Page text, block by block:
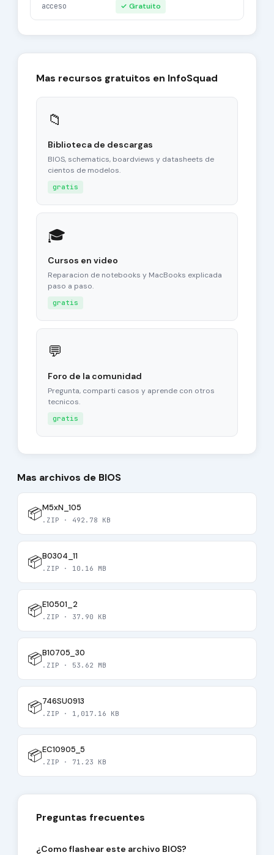
acceso ✓ Gratuito
Mas recursos gratuitos en InfoSquad
📁
Biblioteca de descargas
BIOS, schematics, boardviews y datasheets de
cientos de modelos.
gratis
🎓
Cursos en video
Reparacion de notebooks y MacBooks explicada
paso a paso.
gratis
💬
Foro de la comunidad
Pregunta, comparti casos y aprende con otros
tecnicos.
gratis
Mas archivos de BIOS
📦M5xN_105
.ZIP · 492.78 KB
📦B0304_11
.ZIP · 10.16 MB
📦E10501_2
.ZIP · 37.90 KB
📦B10705_30
.ZIP · 53.62 MB
📦746SU0913
.ZIP · 1,017.16 KB
📦EC10905_5
.ZIP · 71.23 KB
Preguntas frecuentes
¿Como flashear este archivo BIOS?